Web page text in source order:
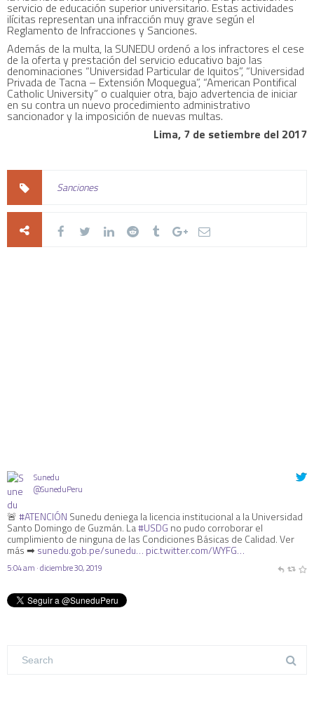
servicio de educación superior universitario. Estas actividades
ilícitas representan una infracción muy grave según el
Reglamento de Infracciones y Sanciones.
Además de la multa, la SUNEDU ordenó a los infractores el cese
de la oferta y prestación del servicio educativo bajo las
denominaciones “Universidad Particular de Iquitos”, “Universidad
Privada de Tacna – Extensión Moquegua”, “American Pontifical
Catholic University” o cualquier otra, bajo advertencia de iniciar
en su contra un nuevo procedimiento administrativo
sancionador y la imposición de nuevas multas.
Lima, 7 de setiembre del 2017
Sanciones
Sunedu
@SuneduPeru
🚨#ATENCIÓN Sunedu deniega la licencia institucional a la Universidad
Santo Domingo de Guzmán. La#USDG no pudo corroborar el
cumplimiento de ninguna de las Condiciones Básicas de Calidad. Ver
más ➡ sunedu.gob.pe/sunedu… pic.twitter.com/WYFG…
5:04 am · diciembre 30, 2019